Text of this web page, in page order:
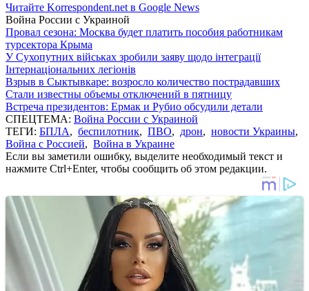
Читайте Korrespondent.net в Google News
Война России с Украиной
Провал сезона: Москва будет платить пособия работникам
турсектора Крыма
У Сухопутних військах зробили заяву щодо інтеграції
Інтернаціональних легіонів
Взрыв в Сыктывкаре: возросло количество пострадавших
Стали известны объемы отключений в пятницу
Встреча президентов: Ермак и Рубио обсудили детали
СПЕЦТЕМА: Война России с Украиной
ТЕГИ: БПЛА, беспилотник, ПВО, дрон, новости Украины,
Война с Россией, Война в Украине
Если вы заметили ошибку, выделите необходимый текст и
нажмите Ctrl+Enter, чтобы сообщить об этом редакции.